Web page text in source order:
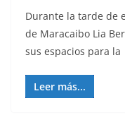
Durante la tarde de
de Maracaibo Lia
sus espacios para la
Leer más...